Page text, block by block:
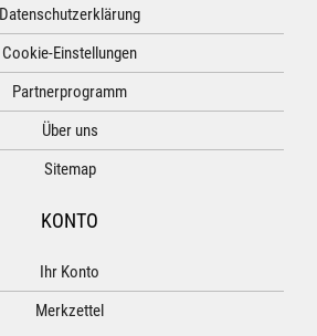
Datenschutzerklärung
Cookie-Einstellungen
Partnerprogramm
Über uns
Sitemap
KONTO
Ihr Konto
Merkzettel